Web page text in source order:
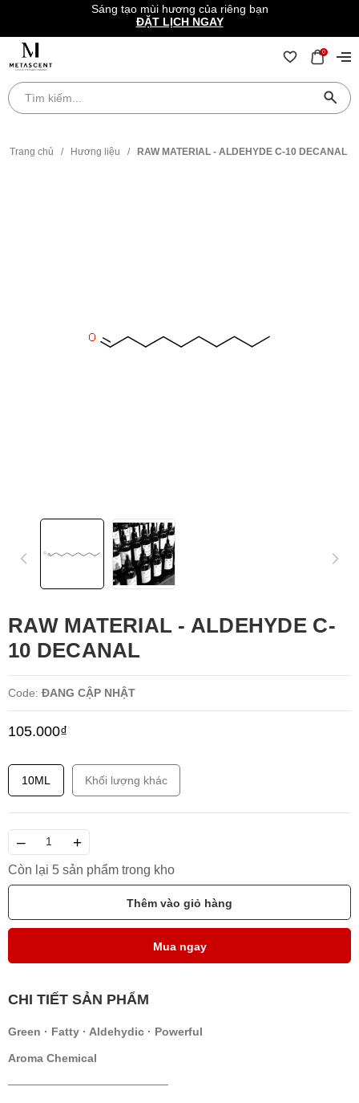
Sáng tạo mùi hương của riêng bạn
ĐẶT LỊCH NGAY
0
Trang chủ / Hương liệu / RAW MATERIAL - ALDEHYDE C-10 DECANAL
RAW MATERIAL - ALDEHYDE C-
10 DECANAL
Code: ĐANG CẬP NHẬT
105.000₫
10ML Khối lượng khác
– +
Còn lại 5 sản phẩm trong kho
Thêm vào giỏ hàng
Mua ngay
CHI TIẾT SẢN PHẨM
Green · Fatty · Aldehydic · Powerful
Aroma Chemical
────────────────────